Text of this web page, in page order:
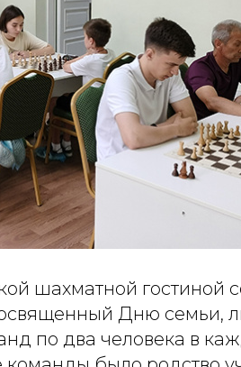
шахматной гостиной
Дню семьи,
по два человека в